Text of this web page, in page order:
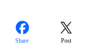
Share Post